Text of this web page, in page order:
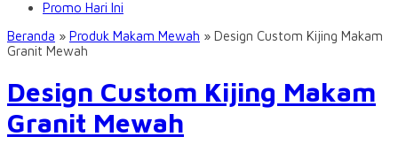
Promo Hari Ini
Beranda » Produk Makam Mewah » Design Custom Kijing Makam
Granit Mewah
Design Custom Kijing Makam
Granit Mewah